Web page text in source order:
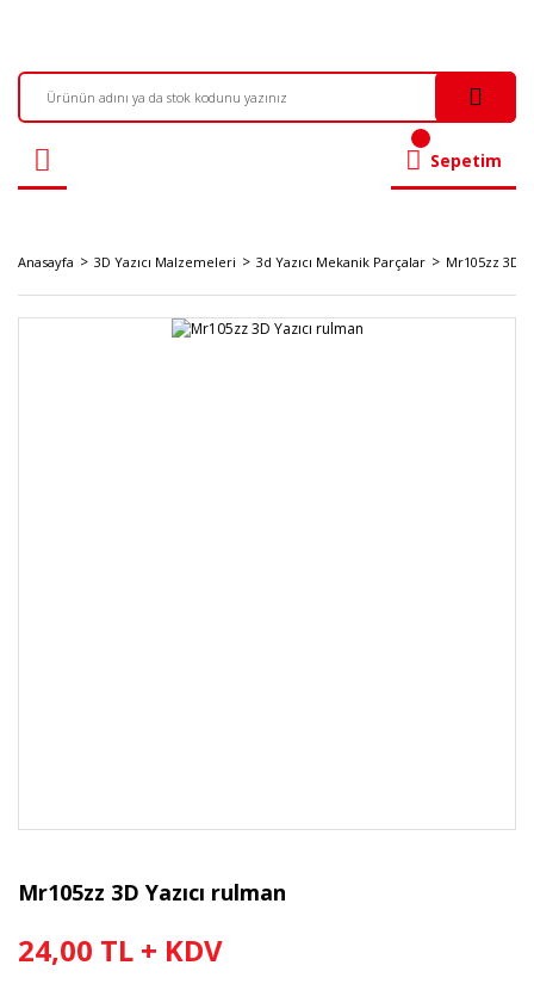
Sepetim
Anasayfa 3D Yazıcı Malzemeleri 3d Yazıcı Mekanik Parçalar Mr105zz 3D
Mr105zz 3D Yazıcı rulman
24,00 TL + KDV